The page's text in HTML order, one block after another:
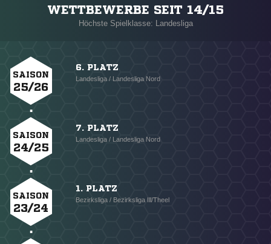
WETTBEWERBE SEIT 14/15
Höchste Spielklasse: Landesliga
SAISON
25/26
6. PLATZ
Landesliga / Landesliga Nord
SAISON
24/25
7. PLATZ
Landesliga / Landesliga Nord
SAISON
23/24
1. PLATZ
Bezirksliga / Bezirksliga Ill/Theel